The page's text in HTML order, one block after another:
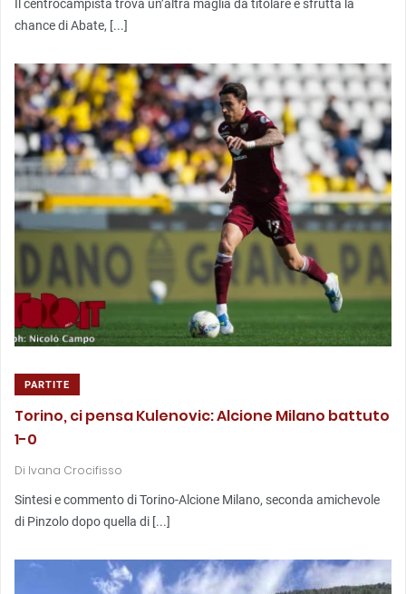
Il centrocampista trova un’altra maglia da titolare e sfrutta la
chance di Abate, [...]
PARTITE
Torino, ci pensa Kulenovic: Alcione Milano battuto
1-0
Di Ivana Crocifisso
Sintesi e commento di Torino-Alcione Milano, seconda amichevole
di Pinzolo dopo quella di [...]